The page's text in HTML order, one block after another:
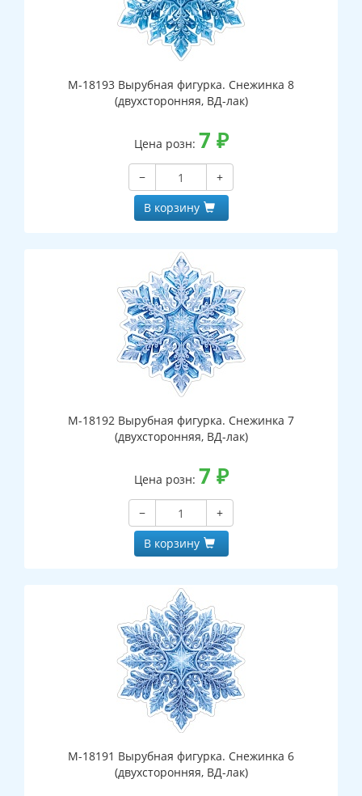
М-18193 Вырубная фигурка. Снежинка 8
(двухсторонняя, ВД-лак)
Цена розн: 7 ₽
−
+
В корзину
М-18192 Вырубная фигурка. Снежинка 7
(двухсторонняя, ВД-лак)
Цена розн: 7 ₽
−
+
В корзину
М-18191 Вырубная фигурка. Снежинка 6
(двухсторонняя, ВД-лак)